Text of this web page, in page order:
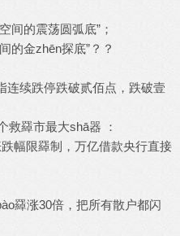
间的震荡圆弧底”；
的金zhēn探底”？？
连续跌停跌破贰佰点，跌破壹
救羄市最大shā器 ：
幅限羄制，万亿借款央行直接
羄涨30倍，把所有散户都闪